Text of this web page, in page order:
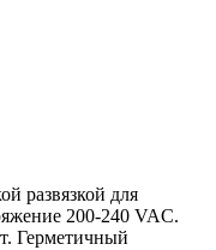
развязкой для
200-240 VAC.
Герметичный